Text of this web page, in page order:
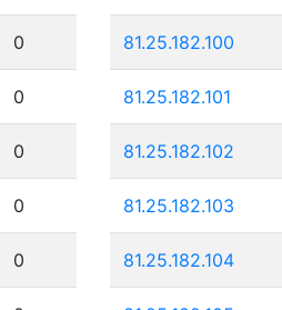
0
0
0
0
0
81.25.182.100
81.25.182.101
81.25.182.102
81.25.182.103
81.25.182.104